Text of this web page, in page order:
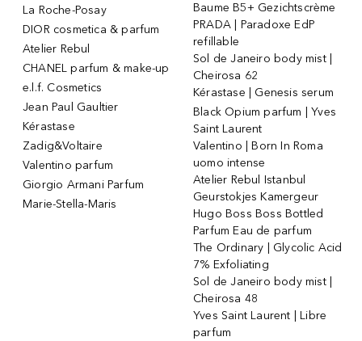
La Roche-Posay
DIOR cosmetica & parfum
Atelier Rebul
CHANEL parfum & make-up
e.l.f. Cosmetics
Jean Paul Gaultier
Kérastase
Zadig&Voltaire
Valentino parfum
Giorgio Armani Parfum
Marie-Stella-Maris
Baume B5+ Gezichtscrème
PRADA | Paradoxe EdP
refillable
Sol de Janeiro body mist |
Cheirosa 62
Kérastase | Genesis serum
Black Opium parfum | Yves
Saint Laurent
Valentino | Born In Roma
uomo intense
Atelier Rebul Istanbul
Geurstokjes Kamergeur
Hugo Boss Boss Bottled
Parfum Eau de parfum
The Ordinary | Glycolic Acid
7% Exfoliating
Sol de Janeiro body mist |
Cheirosa 48
Yves Saint Laurent | Libre
parfum